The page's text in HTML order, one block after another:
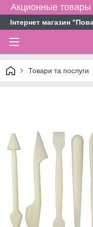
Акционные товары
Інтернет магазин
Товари та послуги